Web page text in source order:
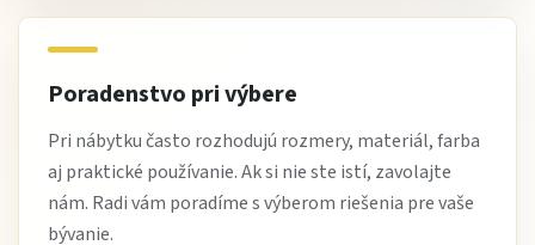
rýchle a praktické.
Áno, jej kompaktné rozmery sú ideálne do menších bytov.
Je pohodlná aj na dlhodobé spanie?
Áno, poskytuje komfort vhodný na každodenný spánok.
Poradenstvo pri výbere
Pri nábytku často rozhodujú rozmery, materiál, farba
aj praktické používanie. Ak si nie ste istí, zavolajte
nám. Radi vám poradíme s výberom riešenia pre vaše
bývanie.